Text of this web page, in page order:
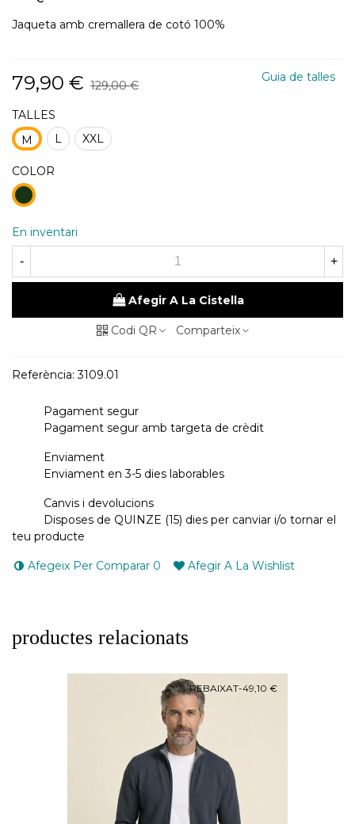
Jaqueta amb cremallera de cotó 100%
79,90 € 129,00 €
Guia de talles
TALLES
M
L XXL
COLOR
48
kaky
En inventari
- +
Afegir A La Cistella
Codi QR Comparteix
Referència: 3109.01
Pagament segur
Pagament segur amb targeta de crèdit
Enviament
Enviament en 3-5 dies laborables
Canvis i devolucions
Disposes de QUINZE (15) dies per canviar i/o tornar el
teu producte
Afegeix Per Comparar 0 Afegir A La Wishlist
productes relacionats
REBAIXAT-49,10 €